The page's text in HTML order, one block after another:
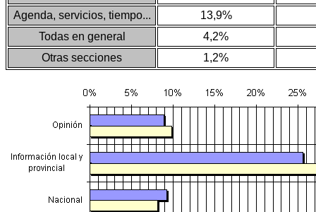
Agenda, servicios, tiempo...
13,9%
Todas en general
4,2%
Otras secciones
1,2%